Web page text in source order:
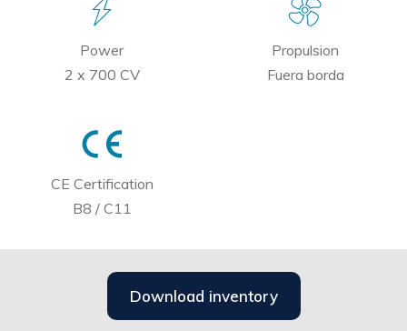
Power
2 x 700 CV
Propulsion
Fuera borda
CE Certification
B8 / C11
Download inventory